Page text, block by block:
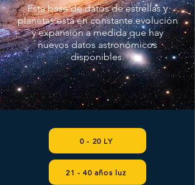
Esta base de datos de estrellas y
planetas está en constante evolución
y expansión a medida que hay
nuevos datos astronómicos
disponibles.
0 - 20 LY
21 - 40 años luz